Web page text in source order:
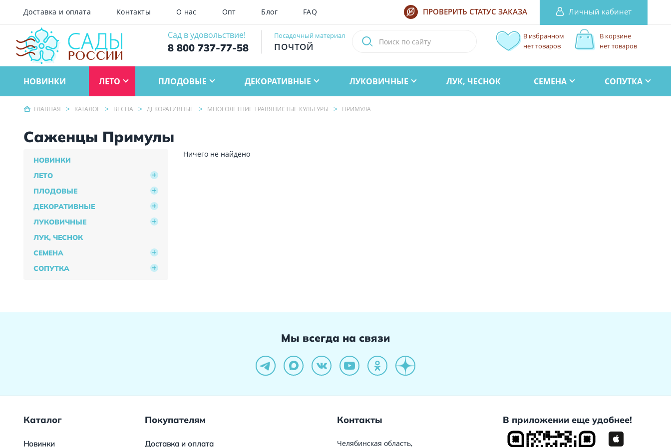
Доставка и оплата Контакты О нас Опт Блог FAQ ПРОВЕРИТЬ СТАТУС ЗАКАЗА Личный кабинет
Сад в удовольствие!
8 800 737-77-58
Посадочный материал
ПОЧТОЙ
В корзине
нет товаров
В избранном
нет товаров
НОВИНКИ ЛЕТО ПЛОДОВЫЕ ДЕКОРАТИВНЫЕ ЛУКОВИЧНЫЕ ЛУК, ЧЕСНОК СЕМЕНА СОПУТКА
ГЛАВНАЯ КАТАЛОГ ВЕСНА ДЕКОРАТИВНЫЕ МНОГОЛЕТНИЕ ТРАВЯНИСТЫЕ КУЛЬТУРЫ ПРИМУЛА
Саженцы Примулы
НОВИНКИ
ЛЕТО
ПЛОДОВЫЕ
ДЕКОРАТИВНЫЕ
ЛУКОВИЧНЫЕ
ЛУК, ЧЕСНОК
СЕМЕНА
СОПУТКА
Ничего не найдено
Мы всегда на связи
Каталог
Новинки
Покупателям
Доставка и оплата
Контакты
Челябинская область,
В приложении еще удобнее!